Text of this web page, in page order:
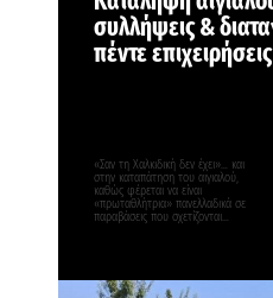
συλλήψεις &
πέντε
«Σαν τη Χαλκιδική δεν έχει»… και
στην καταπάτηση του αιγιαλού,
καθώς φέρεται να είναι
«πρωταθλήτρια» πανελλαδικά σε
παραβάσεις που σχετίζονται…